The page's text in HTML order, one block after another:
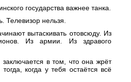
государства важнее танка.
Телевизор нельзя.
вытаскивать отовсюду. Из
Из армии. Из здравого
в том, что она жрёт
когда у тебя остаётся всё